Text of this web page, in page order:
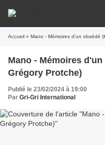
Accueil » Mano - Mémoires d'un obsédé
Mano - Mémoires
Grégory Protche)
Publié le 23/02/2024 à 19:00
Par Gri-Gri International